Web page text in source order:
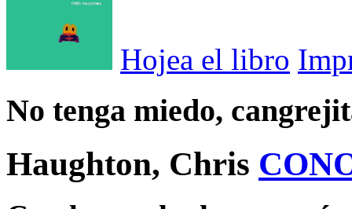
Hojea el libro
No tenga miedo,
Haughton, Chris